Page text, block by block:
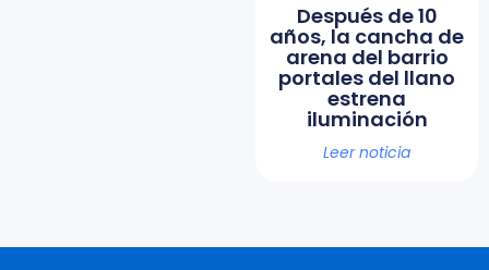
Después de 10
años, la cancha de
arena del barrio
portales del llano
estrena
iluminación
Leer noticia